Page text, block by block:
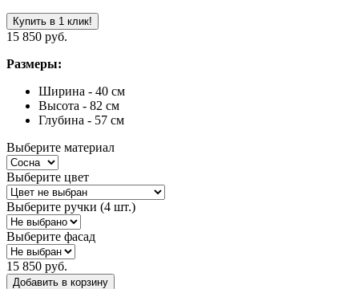
Купить в 1 клик!
15 850 руб.
Размеры:
Ширина - 40 см
Высота - 82 см
Глубина - 57 см
Выберите материал
Выберите цвет
Выберите ручки (4 шт.)
Выберите фасад
15 850 руб.
Добавить в корзину